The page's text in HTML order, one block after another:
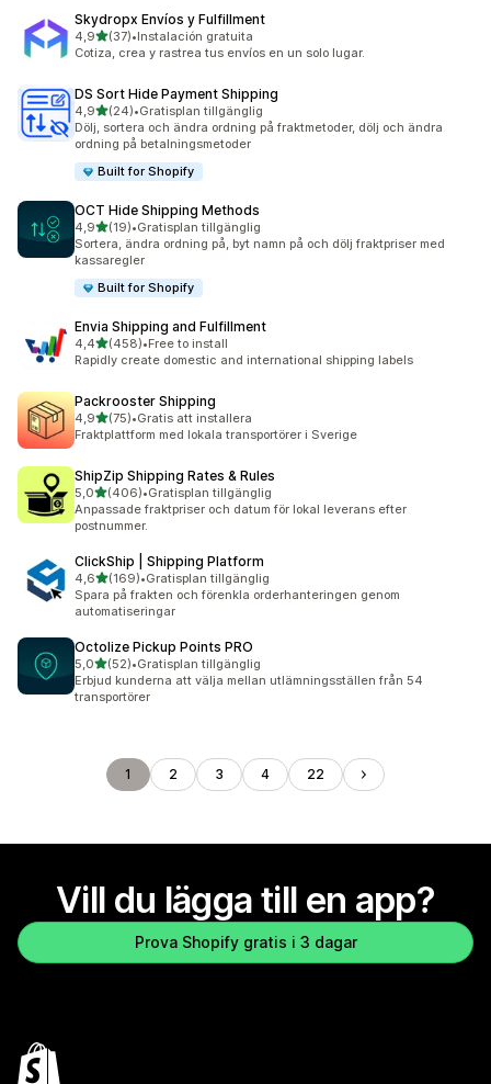
Skydropx Envíos y Fulfillment
4,9av 5 stjärnor
(37)
37 recensioner totalt
•Instalación gratuita
Cotiza, crea y rastrea tus envíos en un solo lugar.
DS Sort Hide Payment Shipping
4,9av 5 stjärnor
(24)
24 recensioner totalt
•Gratisplan tillgänglig
Dölj, sortera och ändra ordning på fraktmetoder, dölj och ändra
ordning på betalningsmetoder
Built for Shopify
OCT Hide Shipping Methods
4,9av 5 stjärnor
(19)
19 recensioner totalt
•Gratisplan tillgänglig
Sortera, ändra ordning på, byt namn på och dölj fraktpriser med
kassaregler
Built for Shopify
Envia Shipping and Fulfillment
4,4av 5 stjärnor
(458)
458 recensioner totalt
•Free to install
Rapidly create domestic and international shipping labels
Packrooster Shipping
4,9av 5 stjärnor
(75)
75 recensioner totalt
•Gratis att installera
Fraktplattform med lokala transportörer i Sverige
ShipZip Shipping Rates & Rules
5,0av 5 stjärnor
(406)
406 recensioner totalt
•Gratisplan tillgänglig
Anpassade fraktpriser och datum för lokal leverans efter
postnummer.
ClickShip | Shipping Platform
4,6av 5 stjärnor
(169)
169 recensioner totalt
•Gratisplan tillgänglig
Spara på frakten och förenkla orderhanteringen genom
automatiseringar
Octolize Pickup Points PRO
5,0av 5 stjärnor
(52)
52 recensioner totalt
•Gratisplan tillgänglig
Erbjud kunderna att välja mellan utlämningsställen från 54
transportörer
1 2 3 4 22
Vill du lägga till en app?
Prova Shopify gratis i 3 dagar